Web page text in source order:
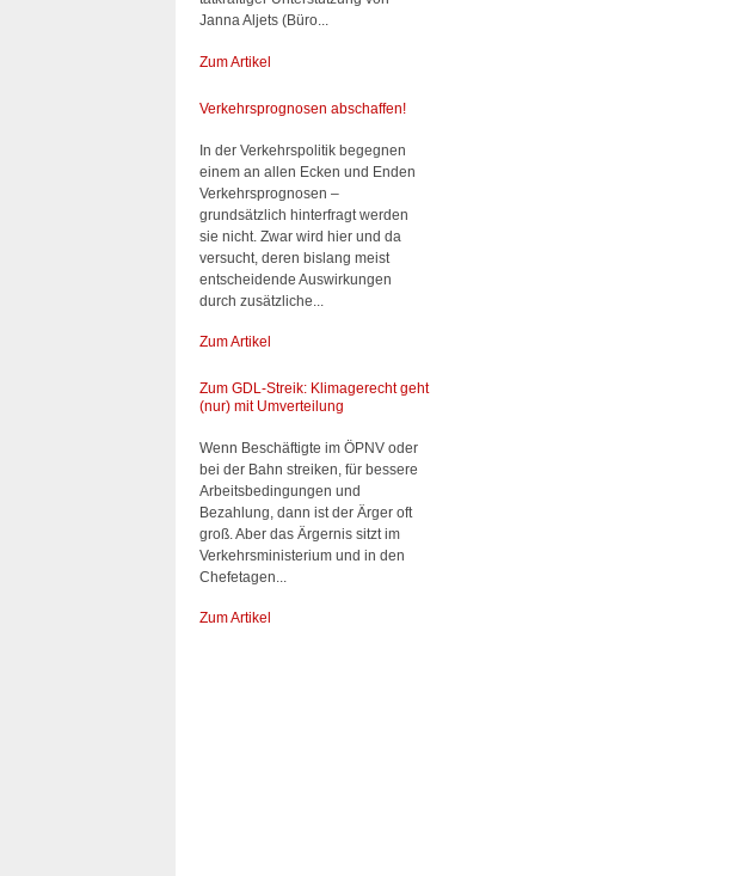
Janna Aljets (Büro...
Zum Artikel
Verkehrsprognosen abschaffen!
In der Verkehrspolitik begegnen
einem an allen Ecken und Enden
Verkehrsprognosen –
grundsätzlich hinterfragt werden
sie nicht. Zwar wird hier und da
versucht, deren bislang meist
entscheidende Auswirkungen
durch zusätzliche...
Zum Artikel
Zum GDL-Streik: Klimagerecht geht
(nur) mit Umverteilung
Wenn Beschäftigte im ÖPNV oder
bei der Bahn streiken, für bessere
Arbeitsbedingungen und
Bezahlung, dann ist der Ärger oft
groß. Aber das Ärgernis sitzt im
Verkehrsministerium und in den
Chefetagen...
Zum Artikel